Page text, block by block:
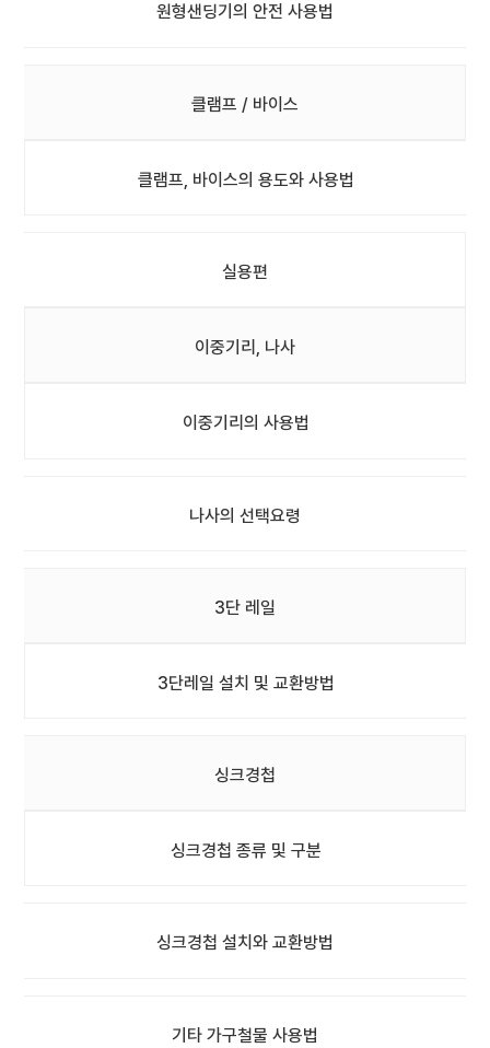
원형샌딩기의 안전 사용법
클램프 / 바이스
클램프, 바이스의 용도와 사용법
실용편
이중기리, 나사
이중기리의 사용법
나사의 선택요령
3단 레일
3단레일 설치 및 교환방법
싱크경첩
싱크경첩 종류 및 구분
싱크경첩 설치와 교환방법
기타 가구철물 사용법